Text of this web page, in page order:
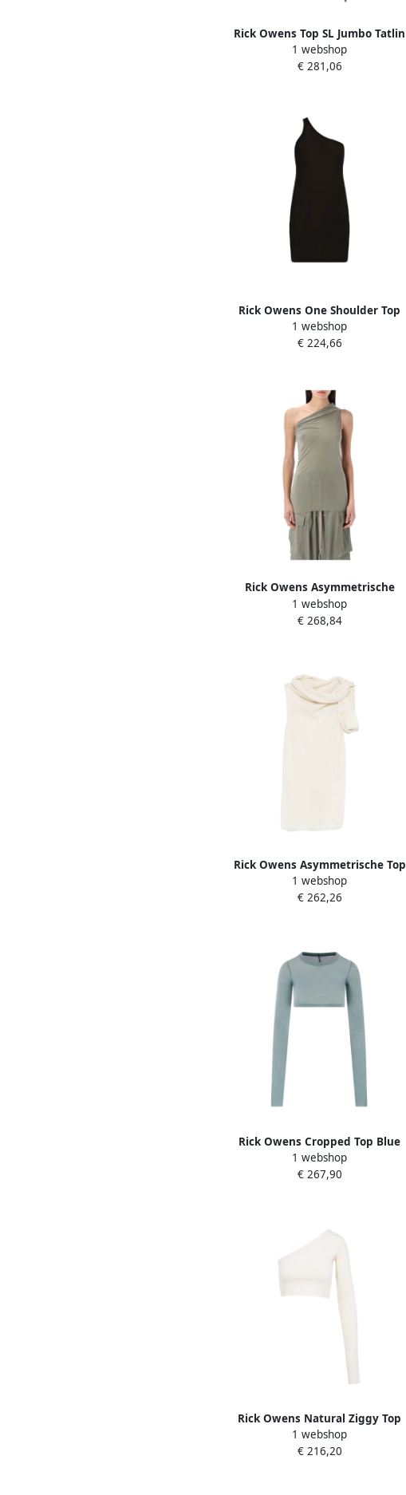
Rick Owens Top SL Jumbo Tatlin
Beige Dames
1 webshop
€ 281,06
Rick Owens One Shoulder Top
Black Dames
1 webshop
€ 224,66
Rick Owens Asymmetrische
Halslijn Celadon Topkleding Ss25
Green Dames
1 webshop
€ 268,84
Rick Owens Asymmetrische Top
zonder Mouwen met Halslijn
Beige Dames
1 webshop
€ 262,26
Rick Owens Cropped Top Blue
Dames
1 webshop
€ 267,90
Rick Owens Natural Ziggy Top
White Dames
1 webshop
€ 216,20